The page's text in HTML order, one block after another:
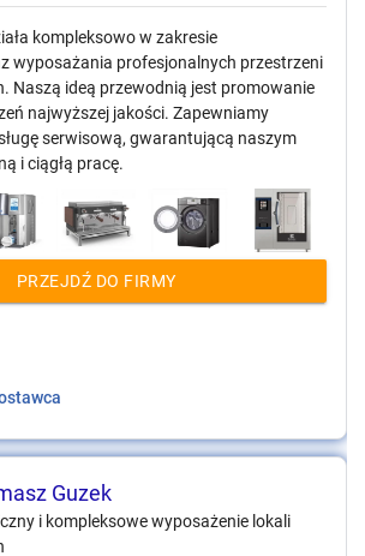
kompleksowo w zakresie
wyposażania profesjonalnych przestrzeni
Naszą ideą przewodnią jest promowanie
najwyższej jakości. Zapewniamy
serwisową, gwarantującą naszym
i ciągłą pracę.
PRZEJDŹ DO FIRMY
Guzek
i kompleksowe wyposażenie lokali